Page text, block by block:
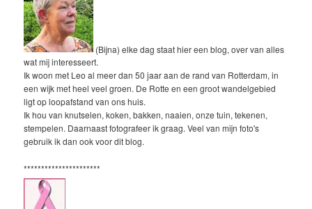
(Bijna) elke dag staat hier een blog, over van alles
wat mij interesseert.
Ik woon met Leo al meer dan 50 jaar aan de rand van Rotterdam, in
een wijk met heel veel groen. De Rotte en een groot wandelgebied
ligt op loopafstand van ons huis.
Ik hou van knutselen, koken, bakken, naaien, onze tuin, tekenen,
stempelen. Daarnaast fotografeer ik graag. Veel van mijn foto's
gebruik ik dan ook voor dit blog.
**********************